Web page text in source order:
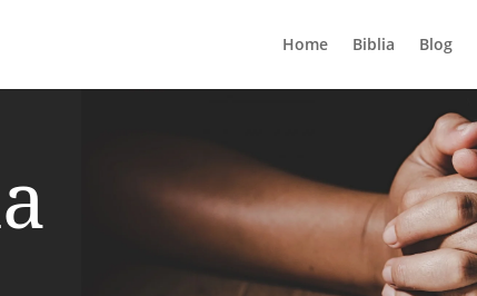
Home Biblia Blog